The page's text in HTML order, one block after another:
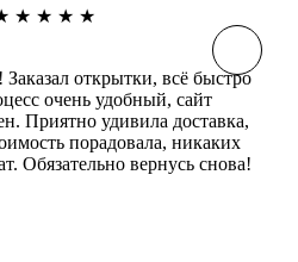
★ ★ ★ ★
открытки, всё быстро
очень удобный, сайт
Приятно удивила доставка,
порадовала, никаких
Обязательно вернусь снова!